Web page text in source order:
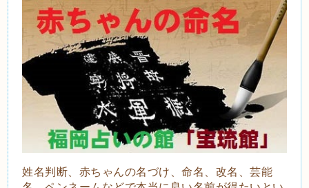
姓名判断、赤ちゃんの名づけ、命名、改名、芸能